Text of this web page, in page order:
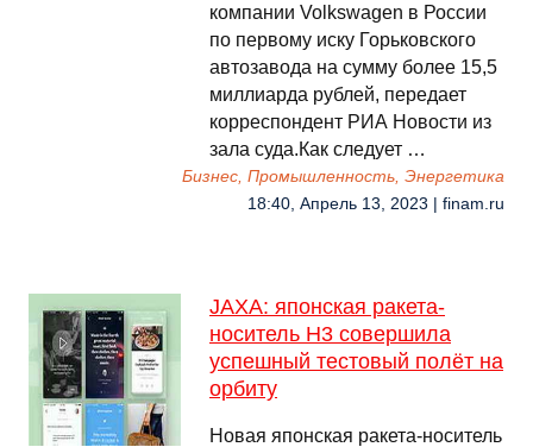
компании Volkswagen в России
по первому иску Горьковского
автозавода на сумму более 15,5
миллиарда рублей, передает
корреспондент РИА Новости из
зала суда.Как следует …
Бизнес, Промышленность, Энергетика
18:40, Апрель 13, 2023 | finam.ru
JAXA: японская ракета-
носитель Н3 совершила
успешный тестовый полёт на
орбиту
Новая японская ракета-носитель